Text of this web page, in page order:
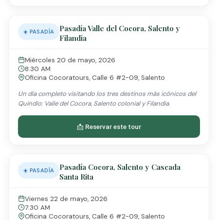
☀️ PASADÍA
Pasadía Valle del Cocora, Salento y
Filandia
Miércoles 20 de mayo, 2026
8:30 AM
Oficina Cocoratours, Calle 6 #2-09, Salento
Un día completo visitando los tres destinos más icónicos del
Quindío: Valle del Cocora, Salento colonial y Filandia.
📩 Reservar este tour
☀️ PASADÍA
Pasadía Cocora, Salento y Cascada
Santa Rita
Viernes 22 de mayo, 2026
7:30 AM
Oficina Cocoratours, Calle 6 #2-09, Salento